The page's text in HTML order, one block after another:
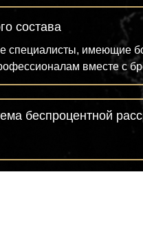
специалисты, имеющие
вместе с
состава
беспроцентной